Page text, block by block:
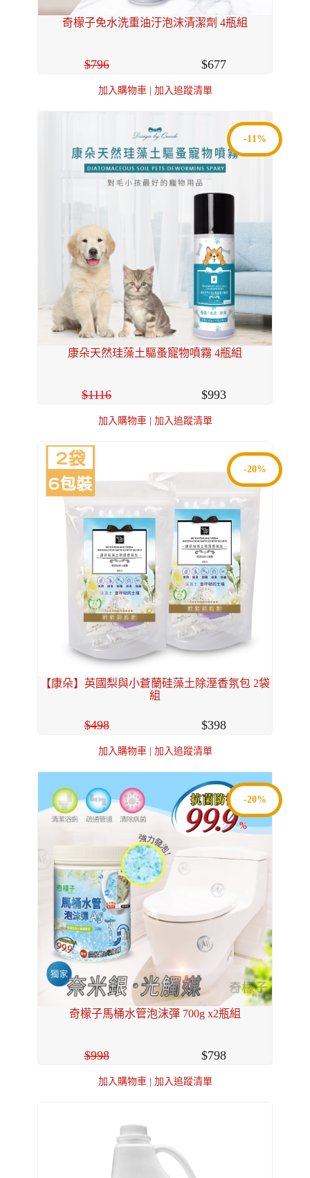
奇檬子免水洗重油汙泡沫清潔劑 4瓶組
796 677
加入購物車 | 加入追蹤清單
-11%
康朵天然珪藻土驅蚤寵物噴霧 4瓶組
1116 993
加入購物車 | 加入追蹤清單
-20%
【康朵】英國梨與小蒼蘭硅藻土除溼香氛包 2袋
組
498 398
加入購物車 | 加入追蹤清單
-20%
奇檬子馬桶水管泡沫彈 700g x2瓶組
998 798
加入購物車 | 加入追蹤清單